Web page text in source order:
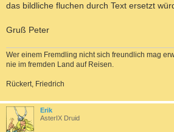
das bildliche fluchen durch Text ersetzt
Gruß Peter
Wer einem Fremdling nicht sich freundlich mag
nie im fremden Land auf Reisen.
Rückert, Friedrich
Erik
AsterIX Druid